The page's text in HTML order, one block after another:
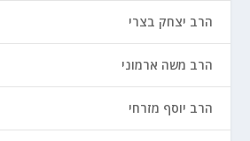
הרב יצחק בצרי
הרב משה ארמוני
הרב יוסף מזרחי